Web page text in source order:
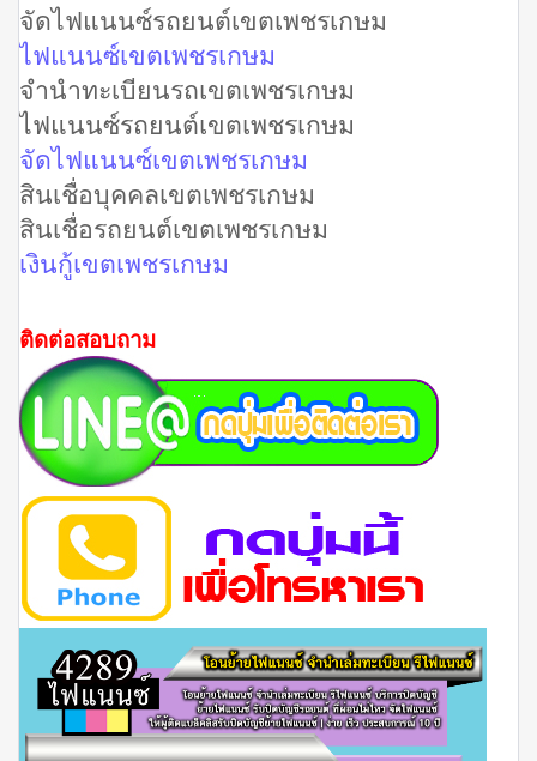
จัดไฟแนนซ์รถยนต์เขตเพชรเกษม
ไฟแนนซ์เขตเพชรเกษม
จํานําทะเบียนรถเขตเพชรเกษม
ไฟแนนซ์รถยนต์เขตเพชรเกษม
จัดไฟแนนซ์เขตเพชรเกษม
สินเชื่อบุคคลเขตเพชรเกษม
สินเชื่อรถยนต์เขตเพชรเกษม
เงินกู้เขตเพชรเกษม
ติดต่อสอบถาม